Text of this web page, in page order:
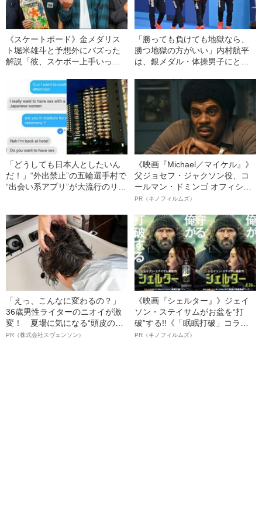
《スケートボード》金メダリス
ト堀米雄斗と予想外にバズった
解説「彼、スケボー上手いっす
「勝っても負けても地獄なら、
勝つ地獄の方がいい」内村航平
は、銀メダル・体操男子にとっ
「どうしても日本人としたいん
だ！」“外出禁止”の五輪選手村で
“出会い系アプリ”が大流行のリア
《映画『Michael／マイケル』》
父ジョセフ・ジャクソン役、コ
ールマン・ドミンゴ オフィシャ
ルインタビュー“観客を魅了した
語る”《日本興収70億円突破》
PR（キノフィルムズ）
「えっ、こんなに変わるの？」
36歳男性ライターのニオイが激
変！ 夏場に気になる“頭皮のニ
オイ”や“ベタつき”を解消す
PR（株式会社スヴェンソン）
《映画『シェルター』》ジェイ
ソン・ステイサムがお盆を“打
破”する!!《「眠眠打破」コラ
ボ》
PR（キノフィルムズ）